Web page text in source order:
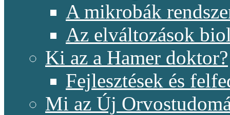
A mikrobák
Az elváltozások
Ki az a Hamer doktor?
Fejlesztések és
Mi az Új